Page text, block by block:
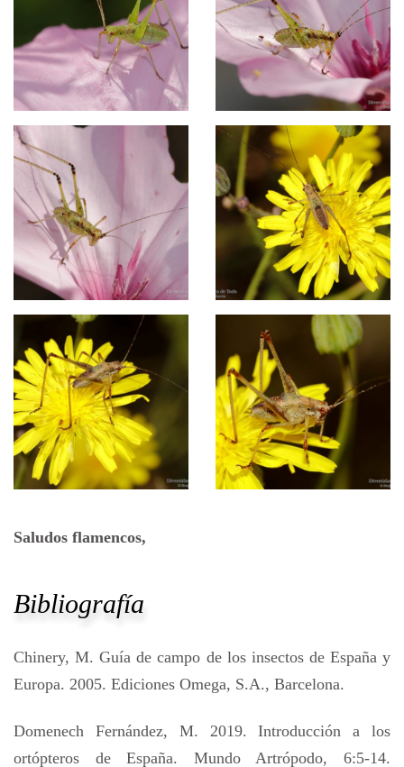
Saludos flamencos,
Bibliografía
Chinery, M. Guía de campo de los insectos de España y
Europa. 2005. Ediciones Omega, S.A., Barcelona.
Domenech Fernández, M. 2019. Introducción a los
ortópteros de España. Mundo Artrópodo, 6:5-14.